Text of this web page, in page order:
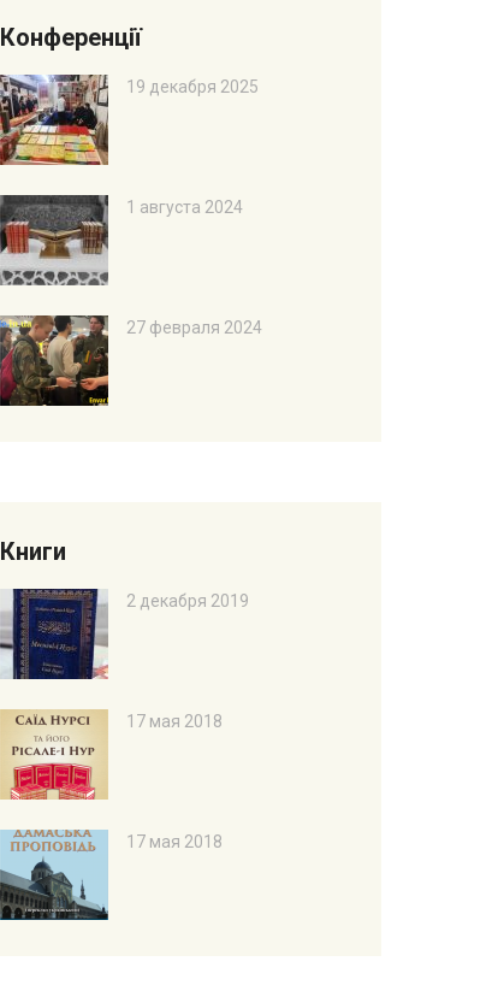
Конференції
19 декабря 2025
1 августа 2024
27 февраля 2024
Книги
2 декабря 2019
17 мая 2018
17 мая 2018